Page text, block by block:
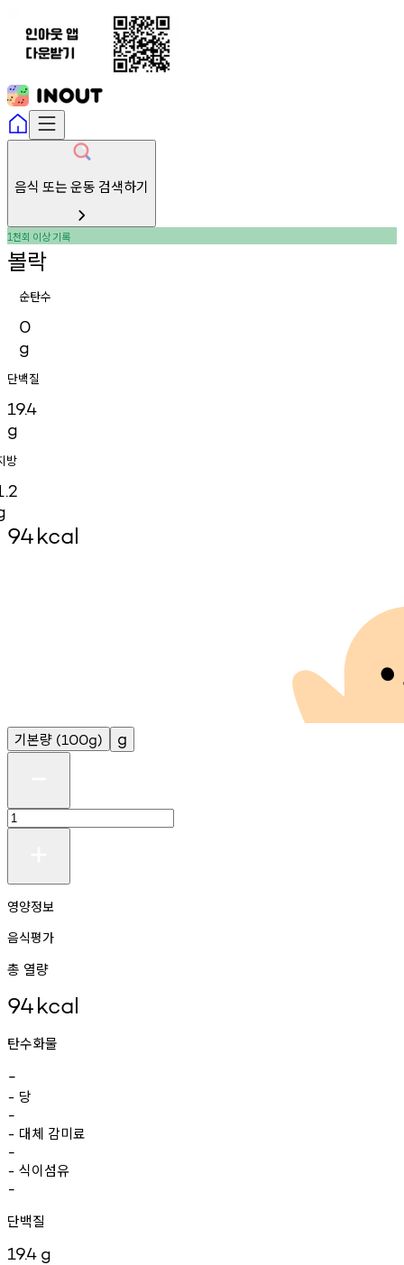
음식 또는 운동 검색하기
1천회 이상기록
볼락
순탄수
0
g
단백질
19.4
g
방
94kcal
기본량 (100g) g
영양정보
음식평가
총 열량
94kcal
탄수화물
-
- 당
-
- 대체 감미료
-
- 식이섬유
-
단백질
19.4 g